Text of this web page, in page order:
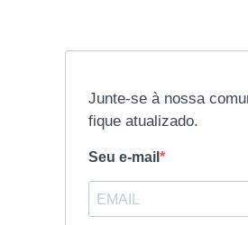
Junte-se à nossa
fique atualizado.
Seu e-mail